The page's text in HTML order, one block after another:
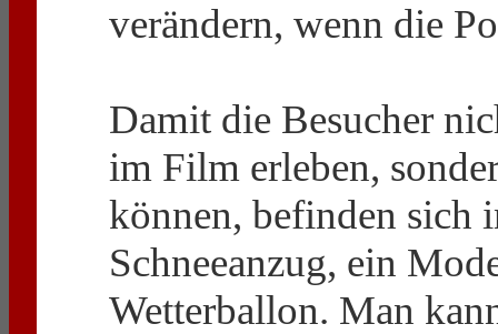
verändern, wenn die
Damit die Besucher
im Film erleben,
können, befinden sich
Schneeanzug, ein
Wetterballon. Man